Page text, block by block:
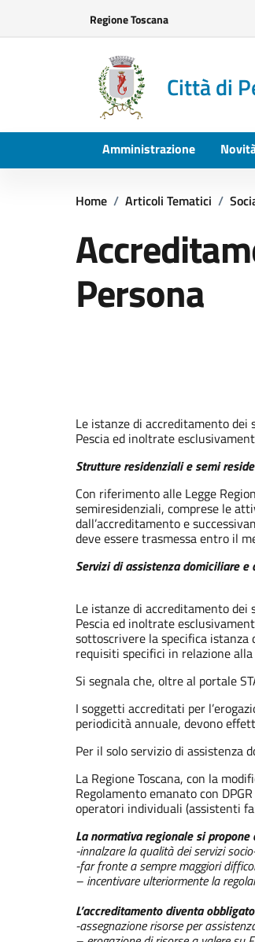
Regione Toscana
Città di
Amministrazione
Home / Articoli Tematici /
Persona
Le istanze di accreditamento
Pescia ed inoltrate
Strutture residenziali e semi
Con riferimento alle Legge
semiresidenziali, comprese le
dall’accreditamento e
deve essere trasmessa entro il
Servizi di assistenza domiciliare
Le istanze di accreditamento
Pescia ed inoltrate
sottoscrivere la specifica istanza
requisiti specifici in relazione
Si segnala che, oltre al portale
I soggetti accreditati per
periodicità annuale, devono
Per il solo servizio di assistenza
La Regione Toscana, con la
Regolamento emanato con
operatori individuali (assistenti
La normativa regionale si propone
-innalzare la qualità dei servizi
-far fronte a sempre maggiori
– incentivare ulteriormente la
L’accreditamento diventa
-assegnazione risorse per